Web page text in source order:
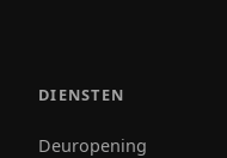
DIENSTEN
Deuropening